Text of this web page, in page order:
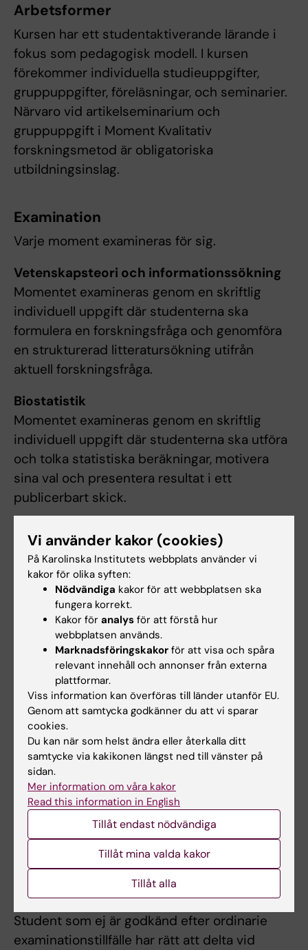
Arbetsformer
Kursen har ett studentaktiverande lärande i
fokus som pedagogisk modell. I kursen
förekommer individuella studieuppgifter,
gruppuppgifter, föreläsningar, och seminarier.
Närvaro vid artikelseminarium och
gruppuppgift i Moment Kvalitativ
forskningsmetod är obligatoriska
utbildningsinslag.
Examination
Varje moment examineras för sig.
Vetenskapsteori och informationssökning
Momentet examineras genom en skriftlig
individuell uppgift där studenterna ska
formulera en forskningsfråga och genomföra
en strukturerad litteratursökning utifrån
aktuell forskningsfråga.
Biostatistik
Momentet examineras genom en skriftlig
individuell uppgift där studenterna ska utföra
och tolka statistiska beräkningar, motivera
sina val och presentera resultat i ett
publicerbart skick.
Kvalitativ forskningsmetod
Momentet examineras genom ett
projektarbete i grupp som ska redovisas
muntligt och skriftligt. I projektarbetet ingår
formulering av forskningsfråga som är
tilllämplig på kvalitativ innehållsanalys,
genomförande av intervju, analys av intervju
med kvalitativ innehållsanalys, samt
vetenskaplig diskussion av resultat.
Examinator bedömer om och i så fall hur
frånvaro från obligatoriska utbildningsinslag
kan tas igen. Innan studenten deltagit i de
obligatoriska utbildningsinslagen eller tagit
igen frånvaro i enlighet med examinators
anvisningar kan inte studieresultaten
slutrapporteras. Frånvaro från ett obligatoriskt
utbildningsinslag kan innebära att den
studerande inte kan ta igen tillfället förrän
nästa gång kursen ges.
Student som ej är godkänd efter ordinarie
examinationstillfälle har rätt att delta vid
Vi använder kakor (cookies)
På Karolinska Institutets webbplats använder vi
kakor för olika syften:
Nödvändiga kakor för att webbplatsen ska
fungera korrekt.
Kakor för analys för att förstå hur
webbplatsen används.
Marknadsföringskakor för att visa och spåra
relevant innehåll och annonser från externa
plattformar.
Viss information kan överföras till länder utanför EU.
Genom att samtycka godkänner du att vi sparar
cookies.
Du kan när som helst ändra eller återkalla ditt
samtycke via kakikonen längst ned till vänster på
sidan.
Mer information om våra kakor
Read this information in English
Tillåt endast nödvändiga
Tillåt mina valda kakor
Tillåt alla